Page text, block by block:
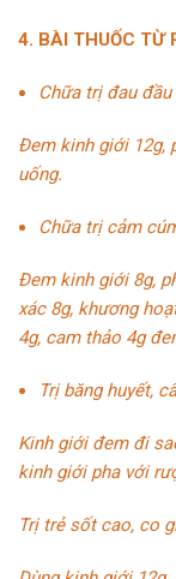
4. BÀI THUỐC TỪ
Chữa trị đau
Đem kinh giới 12g,
uống.
Chữa trị cảm
Đem kinh giới 8g,
xác 8g, khương
4g, cam thảo 4g
Trị băng huyết,
Kinh giới đem đi
kinh giới pha với
Trị trẻ sốt cao, co